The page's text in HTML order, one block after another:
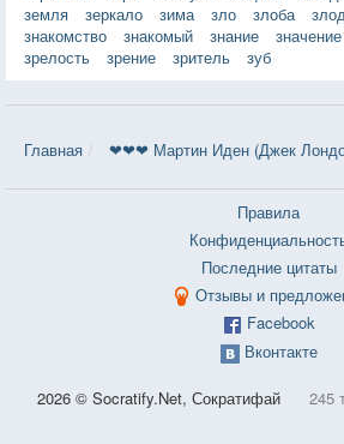
земля
зеркало зима зло злоба
знакомство
знакомый знание значение
зрелость
зрение зритель зуб
Главная ❤❤❤ Мартин Иден (Джек
Правила
Последние цитаты
Отзывы и
Facebook
Вконтакте
2026 © Socratify.Net, Сократифай 245